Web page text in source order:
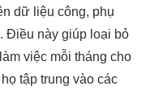
dữ liệu công, phụ
Điều này giúp loại bỏ
việc mỗi tháng cho
tập trung vào các